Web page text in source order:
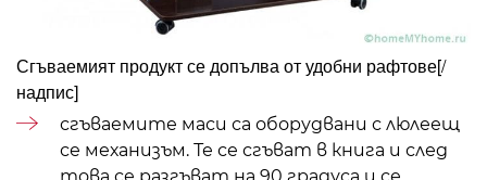
Сгъваемият продукт се допълва от удобни рафтове[/
надпис]
сгъваемите маси са оборудвани с люлеещ
се механизъм. Те се сгъват в книга и след